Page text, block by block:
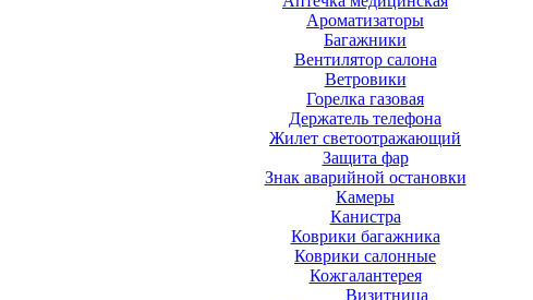
Ароматизаторы
Багажники
Вентилятор салона
Ветровики
Горелка газовая
Держатель телефона
Жилет светоотражающий
Защита фар
Знак аварийной остановки
Камеры
Канистра
Коврики багажника
Коврики салонные
Кожгалантерея
Визитница